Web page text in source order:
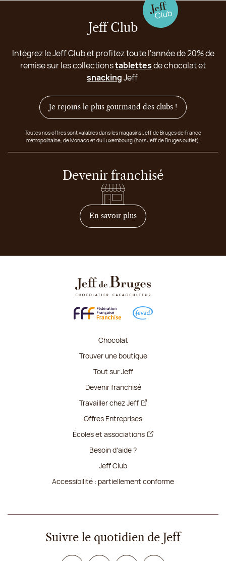
Jeff Club
Intégrez le Jeff Club et profitez toute l'année de 20% de
remise sur les collectionstablettesde chocolat et
snackingJeff
Je rejoins le plus gourmand des clubs !
Toutes nos offres sont valables dans les magasins Jeff de Bruges de France
métropolitaine, de Monaco et du Luxembourg (hors Jeff de Bruges outlet).
Devenir franchisé
En savoir plussur comment devenir
Chocolat
Trouver une boutique
Tout sur Jeff
Devenir franchisé
Travailler chez Jeff
Offres Entreprises
Écoles et associations
Besoin d'aide ?
Jeff Club
Accessibilité : partiellement conforme
Suivre le quotidien de Jeff